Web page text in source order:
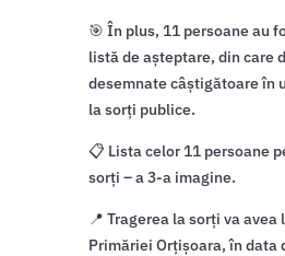
🎯 În plus, 11 persoane au
listă de așteptare, din care
desemnate câștigătoare în
la sorți publice.
📋 Lista celor 11 persoane
sorți – a 3-a imagine.
📍 Tragerea la sorți va avea
Primăriei Orțișoara, în data